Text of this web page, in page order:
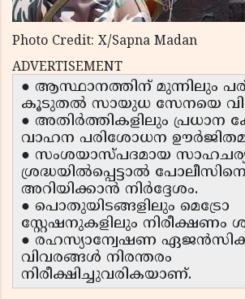
Photo Credit: X/Sapna Madan
ADVERTISEMENT
● ആസ്ഥാനത്തിന് മുന്നിലും
കൂടുതൽ സായുധ സേനയെ
● അതിർത്തികളിലും പ്രധാന
വാഹന പരിശോധന
● സംശയാസ്പദമായ
ശ്രദ്ധയിൽപ്പെട്ടാൽ പോലീസിനെ
അറിയിക്കാൻ നിർദ്ദേശം.
● പൊതുയിടങ്ങളിലും മെട്രോ
സ്റ്റേഷനുകളിലും നിരീക്ഷണം
● രഹസ്യാന്വേഷണ
വിവരങ്ങൾ നിരന്തരം
നിരീക്ഷിച്ചുവരികയാണ്.